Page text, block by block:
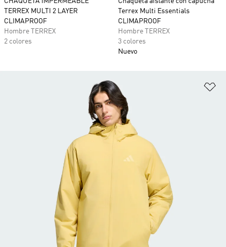
TERREX MULTI 2 LAYER
CLIMAPROOF
Hombre TERREX
2 colores
Terrex Multi Essentials
CLIMAPROOF
Hombre TERREX
3 colores
Nuevo